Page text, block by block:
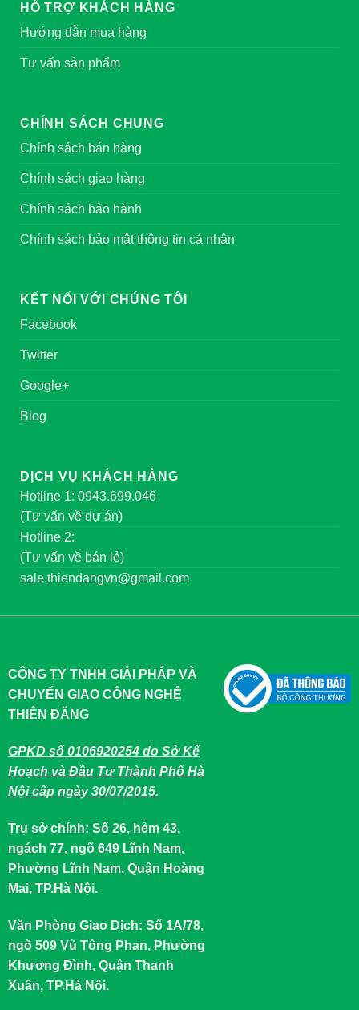
HỖ TRỢ KHÁCH HÀNG
Hướng dẫn mua hàng
Tư vấn sản phẩm
CHÍNH SÁCH CHUNG
Chính sách bán hàng
Chính sách giao hàng
Chính sách bảo hành
Chính sách bảo mật thông tin cá nhân
KẾT NỐI VỚI CHÚNG TÔI
Facebook
Twitter
Google+
Blog
DỊCH VỤ KHÁCH HÀNG
Hotline 1: 0943.699.046
(Tư vấn về dự án)
Hotline 2:
(Tư vấn về bán lẻ)
sale.thiendangvn@gmail.com
CÔNG TY TNHH GIẢI PHÁP VÀ
CHUYỂN GIAO CÔNG NGHỆ
THIÊN ĐĂNG
GPKD số 0106920254 do Sở Kế
Hoạch và Đầu Tư Thành Phố Hà
Nội cấp ngày 30/07/2015.
Trụ sở chính: Số 26, hẻm 43,
ngách 77, ngõ 649 Lĩnh Nam,
Phường Lĩnh Nam, Quận Hoàng
Mai, TP.Hà Nội.
Văn Phòng Giao Dịch: Số 1A/78,
ngõ 509 Vũ Tông Phan, Phường
Khương Đình, Quận Thanh
Xuân, TP.Hà Nội.